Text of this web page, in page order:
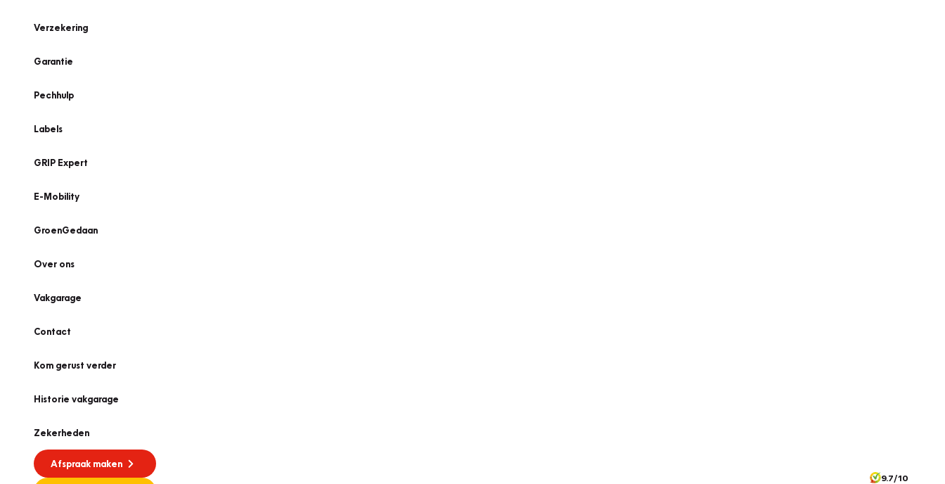
Verzekering
Garantie
Pechhulp
Labels
GRIP Expert
E-Mobility
GroenGedaan
Over ons
Vakgarage
Contact
Kom gerust verder
Historie vakgarage
Zekerheden
Afspraak maken
9.7/10